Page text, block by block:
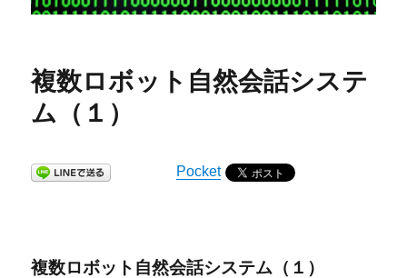
複数ロボット自然会話システ
ム（１）
Pocket
複数ロボット自然会話システム（１）